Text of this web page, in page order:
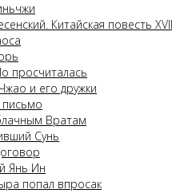
Китайская повесть
просчиталась
и его дружки
Вратам
Сунь
Янь Ин
попал впросак